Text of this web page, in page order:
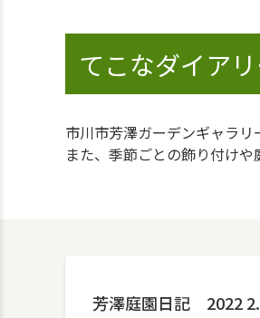
てこなダイア
市川市芳澤ガーデンギャラリ
また、季節ごとの飾り付け
芳澤庭園日記 2022